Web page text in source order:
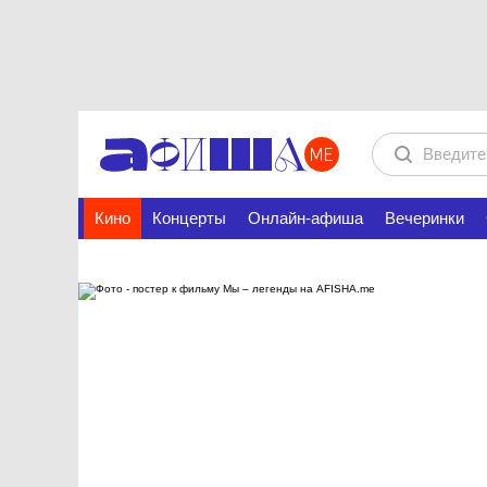
Кино Концерты Онлайн-афиша Вечеринки